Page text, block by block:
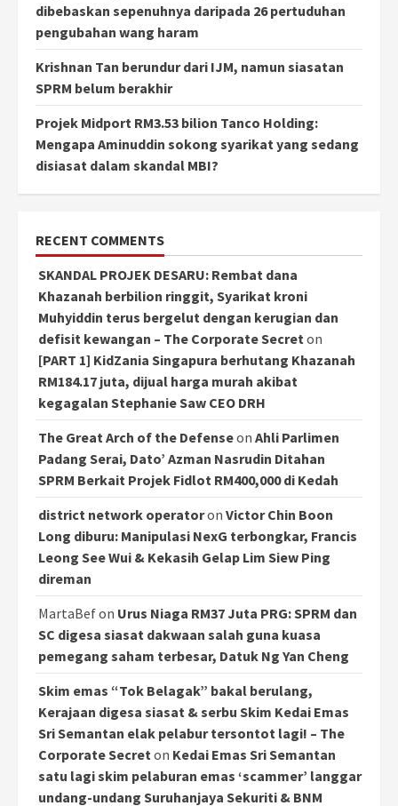
dibebaskan sepenuhnya daripada 26 pertuduhan
pengubahan wang haram
Krishnan Tan berundur dari IJM, namun siasatan
SPRM belum berakhir
Projek Midport RM3.53 bilion Tanco Holding:
Mengapa Aminuddin sokong syarikat yang sedang
disiasat dalam skandal MBI?
RECENT COMMENTS
SKANDAL PROJEK DESARU: Rembat dana
Khazanah berbilion ringgit, Syarikat kroni
Muhyiddin terus bergelut dengan kerugian dan
defisit kewangan – The Corporate Secreton
[PART 1] KidZania Singapura berhutang Khazanah
RM184.17 juta, dijual harga murah akibat
kegagalan Stephanie Saw CEO DRH
The Great Arch of the Defenseon Ahli Parlimen
Padang Serai, Dato’ Azman Nasrudin Ditahan
SPRM Berkait Projek Fidlot RM400,000 di Kedah
district network operatoron Victor Chin Boon
Long diburu: Manipulasi NexG terbongkar, Francis
Leong See Wui & Kekasih Gelap Lim Siew Ping
direman
MartaBefon Urus Niaga RM37 Juta PRG: SPRM dan
SC digesa siasat dakwaan salah guna kuasa
pemegang saham terbesar, Datuk Ng Yan Cheng
Skim emas “Tok Belagak” bakal berulang,
Kerajaan digesa siasat & serbu Skim Kedai Emas
Sri Semantan elak pelabur tersontot lagi! – The
Corporate Secreton Kedai Emas Sri Semantan
satu lagi skim pelaburan emas ‘scammer’ langgar
undang-undang Suruhanjaya Sekuriti & BNM